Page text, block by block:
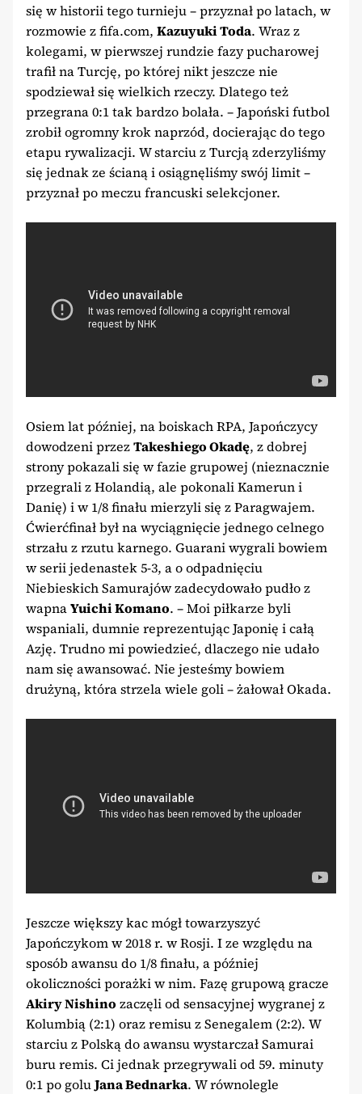
się w historii tego turnieju – przyznał po latach, w
rozmowie z fifa.com, Kazuyuki Toda. Wraz z
kolegami, w pierwszej rundzie fazy pucharowej
trafił na Turcję, po której nikt jeszcze nie
spodziewał się wielkich rzeczy. Dlatego też
przegrana 0:1 tak bardzo bolała. – Japoński futbol
zrobił ogromny krok naprzód, docierając do tego
etapu rywalizacji. W starciu z Turcją zderzyliśmy
się jednak ze ścianą i osiągnęliśmy swój limit –
przyznał po meczu francuski selekcjoner.
Osiem lat później, na boiskach RPA, Japończycy
dowodzeni przezTakeshiego Okadę, z dobrej
strony pokazali się w fazie grupowej (nieznacznie
przegrali z Holandią, ale pokonali Kamerun i
Danię) i w 1/8 finału mierzyli się z Paragwajem.
Ćwierćfinał był na wyciągnięcie jednego celnego
strzału z rzutu karnego. Guarani wygrali bowiem
w serii jedenastek 5-3, a o odpadnięciu
Niebieskich Samurajów zadecydowało pudło z
wapnaYuichi Komano. – Moi piłkarze byli
wspaniali, dumnie reprezentując Japonię i całą
Azję. Trudno mi powiedzieć, dlaczego nie udało
nam się awansować. Nie jesteśmy bowiem
drużyną, która strzela wiele goli – żałował Okada.
Jeszcze większy kac mógł towarzyszyć
Japończykom w 2018 r. w Rosji. I ze względu na
sposób awansu do 1/8 finału, a później
okoliczności porażki w nim. Fazę grupową gracze
Akiry Nishino zaczęli od sensacyjnej wygranej z
Kolumbią (2:1) oraz remisu z Senegalem (2:2). W
starciu z Polską do awansu wystarczał Samurai
buru remis. Ci jednak przegrywali od 59. minuty
0:1 po goluJana Bednarka. W równolegle